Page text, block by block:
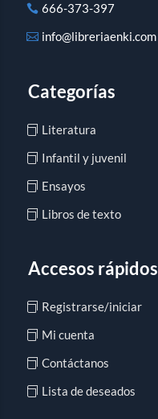
666-373-397
info@libreriaenki.com
Categorías
Literatura
Infantil y juvenil
Ensayos
Libros de texto
Accesos rápidos
Registrarse/iniciar
Mi cuenta
Contáctanos
Lista de deseados